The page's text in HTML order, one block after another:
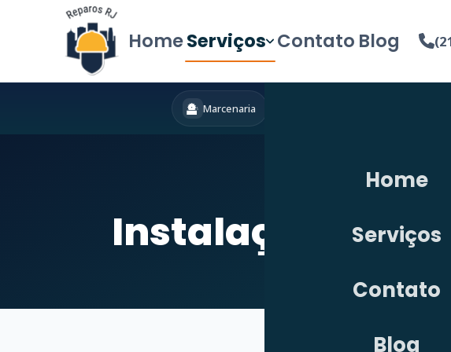
HomeServiços Contato Blog
Home
Serviços
Contato
Blog
Marcenaria
Instalação de